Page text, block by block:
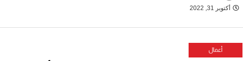
أكتوبر 31, 2022
أعمال